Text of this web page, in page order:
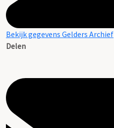
Bekijk gegevens Gelders Archief
Delen